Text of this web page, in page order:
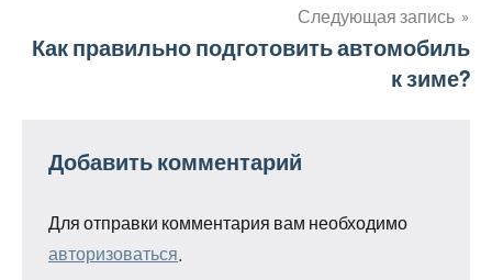
Следующая запись
Как правильно подготовить автомобиль
к зиме?
Добавить комментарий
Для отправки комментария вам необходимо
авторизоваться